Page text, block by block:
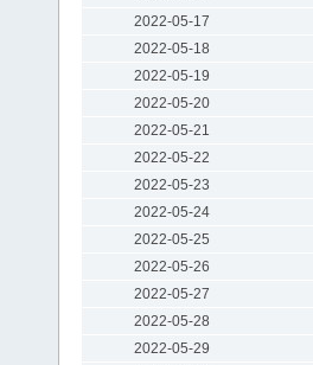
2022-05-17
2022-05-18
2022-05-19
2022-05-20
2022-05-21
2022-05-22
2022-05-23
2022-05-24
2022-05-25
2022-05-26
2022-05-27
2022-05-28
2022-05-29